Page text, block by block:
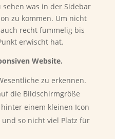
was in der Sidebar
zu kommen. Um nicht
recht fummelig bis
erwischt hat.
Website.
zu erkennen.
die Bildschirmgröße
einem kleinen Icon
so nicht viel Platz für